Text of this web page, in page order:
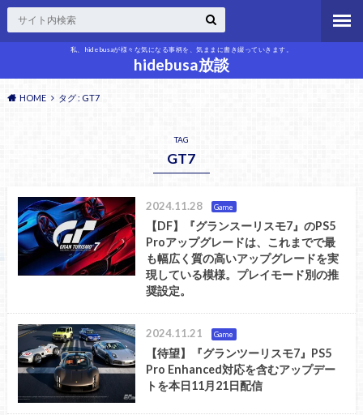
私、hidebusaが様々な気になる事柄を、気ままに書き綴っていきます。
hidebusa放談
HOME タグ : GT7
TAG
GT7
2024.11.28 Game
【DF】『グランスーリスモ7』のPS5
Proアップグレードは、これまでで最
も幅広く質の高いアップグレードを実
現している模様。プレイモード別の推
奨設定。
2024.11.21 Game
【待望】『グランツーリスモ7』PS5
Pro Enhanced対応を含むアップデー
トを本日11月21日配信